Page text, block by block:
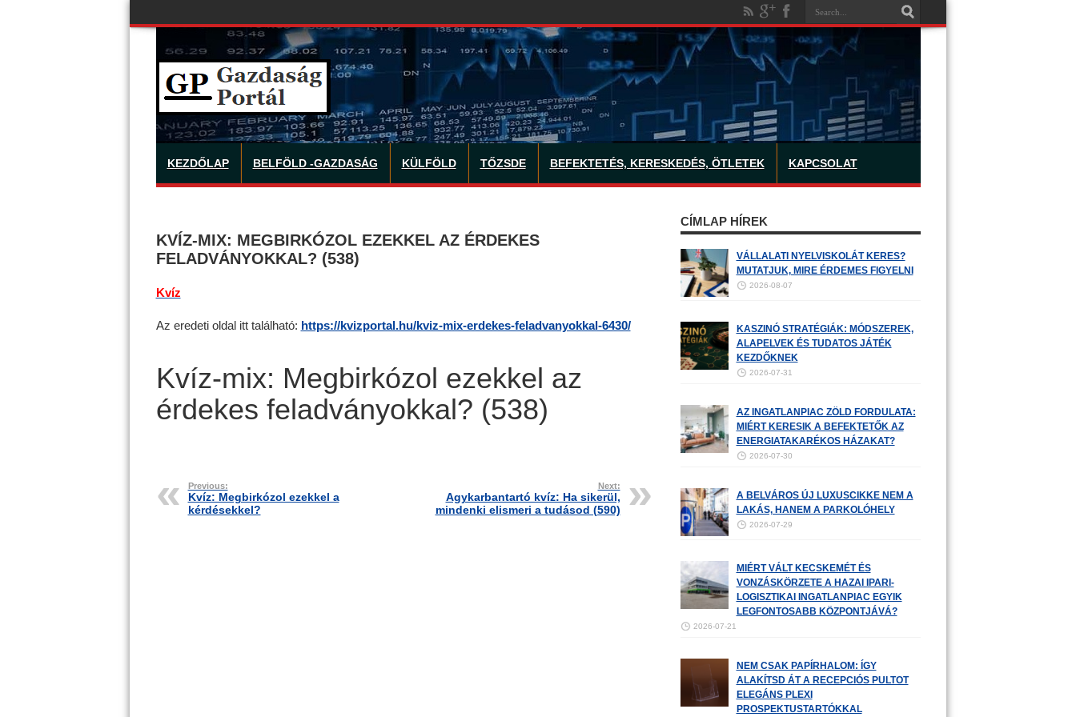
KEZDŐLAP BELFÖLD -GAZDASÁG KÜLFÖLD TŐZSDE BEFEKTETÉS, KERESKEDÉS, ÖTLETEK KAPCSOLAT
KVÍZ-MIX: MEGBIRKÓZOL EZEKKEL AZ ÉRDEKES
FELADVÁNYOKKAL? (538)
Kvíz
Az eredeti oldal itt található: https://kvizportal.hu/kviz-mix-erdekes-feladvanyokkal-6430/
Kvíz-mix: Megbirkózol ezekkel az
érdekes feladványokkal? (538)
Previous:
Kvíz: Megbirkózol ezekkel a
kérdésekkel?
Next:
Agykarbantartó kvíz: Ha sikerül,
mindenki elismeri a tudásod (590)
CÍMLAP HÍREK
VÁLLALATI NYELVISKOLÁT KERES?
MUTATJUK, MIRE ÉRDEMES FIGYELNI
2026-08-07
KASZINÓ STRATÉGIÁK: MÓDSZEREK,
ALAPELVEK ÉS TUDATOS JÁTÉK
KEZDŐKNEK
2026-07-31
AZ INGATLANPIAC ZÖLD FORDULATA:
MIÉRT KERESIK A BEFEKTETŐK AZ
ENERGIATAKARÉKOS HÁZAKAT?
2026-07-30
A BELVÁROS ÚJ LUXUSCIKKE NEM A
LAKÁS, HANEM A PARKOLÓHELY
2026-07-29
MIÉRT VÁLT KECSKEMÉT ÉS
VONZÁSKÖRZETE A HAZAI IPARI-
LOGISZTIKAI INGATLANPIAC EGYIK
LEGFONTOSABB KÖZPONTJÁVÁ?
2026-07-21
NEM CSAK PAPÍRHALOM: ÍGY
ALAKÍTSD ÁT A RECEPCIÓS PULTOT
ELEGÁNS PLEXI
PROSPEKTUSTARTÓKKAL